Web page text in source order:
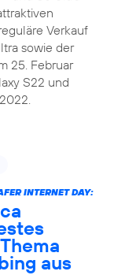
Verkauf
sowie der
25. Februar
S22 und
INTERNET DAY:
aus